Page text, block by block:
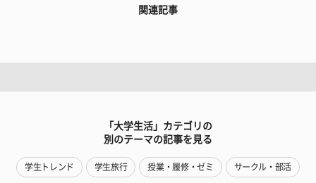
関連記事
「大学生活」カテゴリの
別のテーマの記事を見る
学生トレンド 学生旅行 授業・履修・ゼミ サークル・部活